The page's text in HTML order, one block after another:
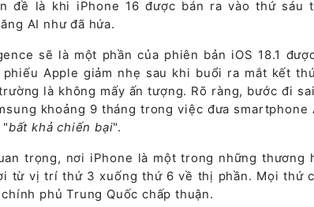
đề là khi iPhone 16 được bán ra vào thứ sáu
AI như đã hứa.
sẽ là một phần của phiên bản iOS 18.1
Apple giảm nhẹ sau khi buổi ra mắt kết
là không mấy ấn tượng. Rõ ràng, bước đi
khoảng 9 tháng trong việc đưa smartphone
bất khả chiến bại".
trọng, nơi iPhone là một trong những thương
từ vị trí thứ 3 xuống thứ 6 về thị phần. Mọi thứ
phủ Trung Quốc chấp thuận.